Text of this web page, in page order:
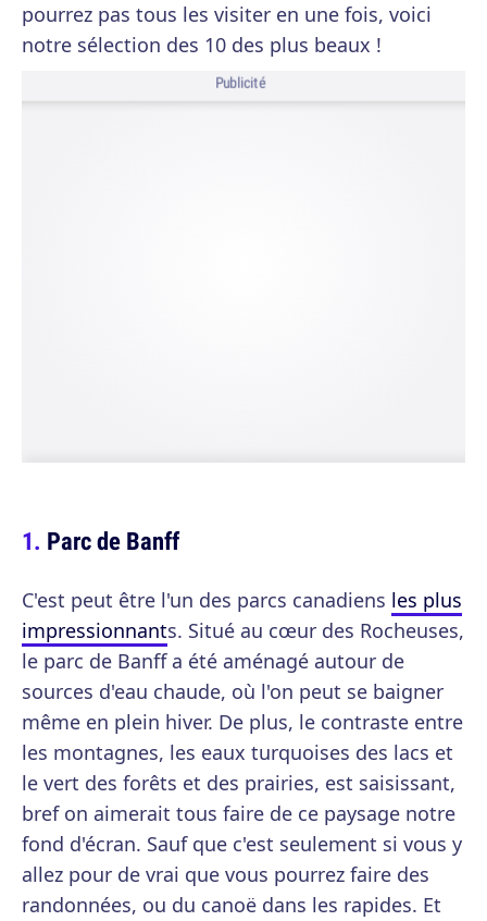
pourrez pas tous les visiter en une fois, voici
notre sélection des 10 des plus beaux !
Publicité
Parc de Banff
C'est peut être l'un des parcs canadiens les plus
impressionnants. Situé au cœur des Rocheuses,
le parc de Banff a été aménagé autour de
sources d'eau chaude, où l'on peut se baigner
même en plein hiver. De plus, le contraste entre
les montagnes, les eaux turquoises des lacs et
le vert des forêts et des prairies, est saisissant,
bref on aimerait tous faire de ce paysage notre
fond d'écran. Sauf que c'est seulement si vous y
allez pour de vrai que vous pourrez faire des
randonnées, ou du canoë dans les rapides. Et